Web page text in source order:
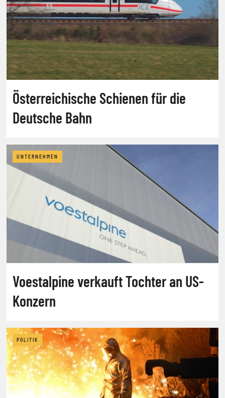
Österreichische Schienen für die
Deutsche Bahn
UNTERNEHMEN
Voestalpine verkauft Tochter an US-
Konzern
POLITIK